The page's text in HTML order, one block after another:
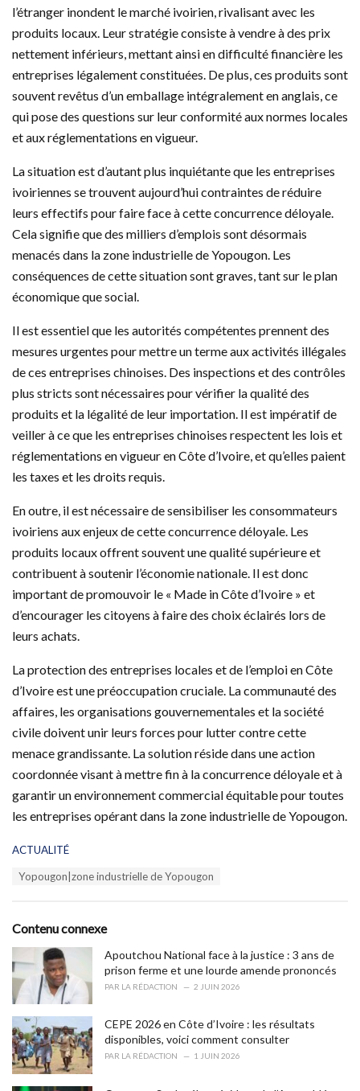
l’étranger inondent le marché ivoirien, rivalisant avec les
produits locaux. Leur stratégie consiste à vendre à des prix
nettement inférieurs, mettant ainsi en difficulté financière les
entreprises légalement constituées. De plus, ces produits sont
souvent revêtus d’un emballage intégralement en anglais, ce
qui pose des questions sur leur conformité aux normes locales
et aux réglementations en vigueur.
La situation est d’autant plus inquiétante que les entreprises
ivoiriennes se trouvent aujourd’hui contraintes de réduire
leurs effectifs pour faire face à cette concurrence déloyale.
Cela signifie que des milliers d’emplois sont désormais
menacés dans la zone industrielle de Yopougon. Les
conséquences de cette situation sont graves, tant sur le plan
économique que social.
Il est essentiel que les autorités compétentes prennent des
mesures urgentes pour mettre un terme aux activités illégales
de ces entreprises chinoises. Des inspections et des contrôles
plus stricts sont nécessaires pour vérifier la qualité des
produits et la légalité de leur importation. Il est impératif de
veiller à ce que les entreprises chinoises respectent les lois et
réglementations en vigueur en Côte d’Ivoire, et qu’elles paient
les taxes et les droits requis.
En outre, il est nécessaire de sensibiliser les consommateurs
ivoiriens aux enjeux de cette concurrence déloyale. Les
produits locaux offrent souvent une qualité supérieure et
contribuent à soutenir l’économie nationale. Il est donc
important de promouvoir le « Made in Côte d’Ivoire » et
d’encourager les citoyens à faire des choix éclairés lors de
leurs achats.
La protection des entreprises locales et de l’emploi en Côte
d’Ivoire est une préoccupation cruciale. La communauté des
affaires, les organisations gouvernementales et la société
civile doivent unir leurs forces pour lutter contre cette
menace grandissante. La solution réside dans une action
coordonnée visant à mettre fin à la concurrence déloyale et à
garantir un environnement commercial équitable pour toutes
les entreprises opérant dans la zone industrielle de Yopougon.
C
o
r
i
e
s
:
ACTUALITÉ
:
Yopougon|zone industrielle de Yopougon
Contenu connexe
Apoutchou National face à la justice : 3 ans de
prison ferme et une lourde amende prononcés
PAR LA RÉDACTION 2 JUIN 2026
CEPE 2026 en Côte d’Ivoire : les résultats
disponibles, voici comment consulter
PAR LA RÉDACTION 1 JUIN 2026